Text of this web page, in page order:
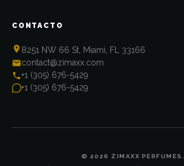
CONTACTO
8251 NW 66 St, Miami, FL 33166
contact@zimaxx.com
+1 (305) 676-5429
+1 (305) 676-5429
© 2026 ZIMAXX PERFUMES.